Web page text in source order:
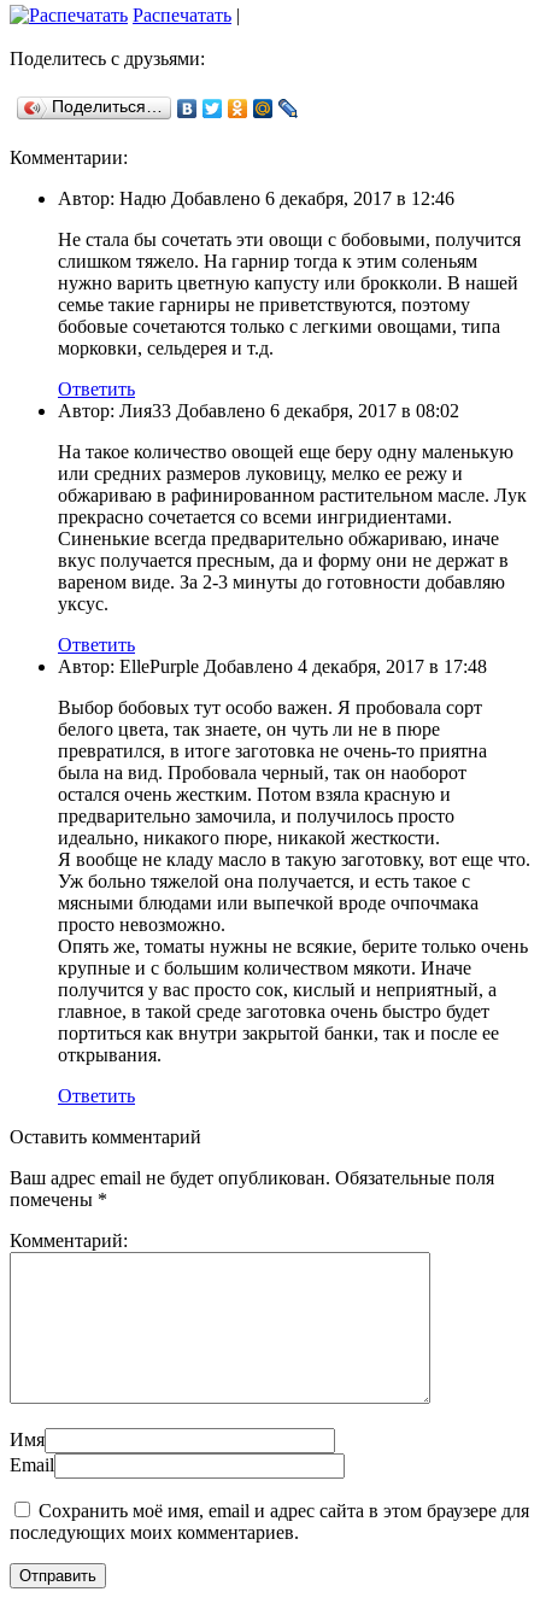
Распечатать |
Поделитесь с друзьями:
Поделиться…
Комментарии:
Автор: Надю Добавлено 6 декабря, 2017 в 12:46
Не стала бы сочетать эти овощи с бобовыми, получится
слишком тяжело. На гарнир тогда к этим соленьям
нужно варить цветную капусту или брокколи. В нашей
семье такие гарниры не приветствуются, поэтому
бобовые сочетаются только с легкими овощами, типа
морковки, сельдерея и т.д.
Ответить
Автор: Лия33 Добавлено 6 декабря, 2017 в 08:02
На такое количество овощей еще беру одну маленькую
или средних размеров луковицу, мелко ее режу и
обжариваю в рафинированном растительном масле. Лук
прекрасно сочетается со всеми ингридиентами.
Синенькие всегда предварительно обжариваю, иначе
вкус получается пресным, да и форму они не держат в
вареном виде. За 2-3 минуты до готовности добавляю
уксус.
Ответить
Автор: EllePurple Добавлено 4 декабря, 2017 в 17:48
Выбор бобовых тут особо важен. Я пробовала сорт
белого цвета, так знаете, он чуть ли не в пюре
превратился, в итоге заготовка не очень-то приятна
была на вид. Пробовала черный, так он наоборот
остался очень жестким. Потом взяла красную и
предварительно замочила, и получилось просто
идеально, никакого пюре, никакой жесткости.
Я вообще не кладу масло в такую заготовку, вот еще что.
Уж больно тяжелой она получается, и есть такое с
мясными блюдами или выпечкой вроде очпочмака
просто невозможно.
Опять же, томаты нужны не всякие, берите только очень
крупные и с большим количеством мякоти. Иначе
получится у вас просто сок, кислый и неприятный, а
главное, в такой среде заготовка очень быстро будет
портиться как внутри закрытой банки, так и после ее
открывания.
Ответить
Оставить комментарий
Ваш адрес email не будет опубликован. Обязательные поля
помечены *
Комментарий:
Имя
Email
Сохранить моё имя, email и адрес сайта в этом браузере для
последующих моих комментариев.